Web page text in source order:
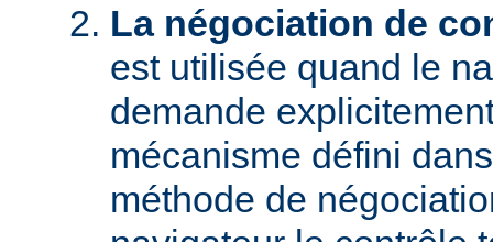
La négociation de
est utilisée quand le
demande
mécanisme défini
méthode de